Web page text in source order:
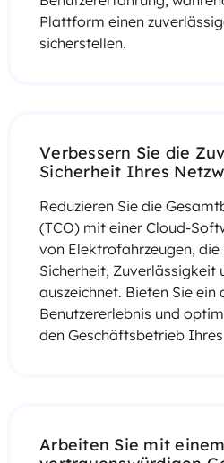
Plattform einen
sicherstellen.
Verbessern Sie die
Sicherheit Ihres
Reduzieren Sie die
(TCO) mit einer Cloud-
von Elektrofahrzeugen, die
Sicherheit, Zuverlässigkeit
auszeichnet. Bieten Sie ein
Benutzererlebnis und
den Geschäftsbetrieb
Arbeiten Sie mit einem